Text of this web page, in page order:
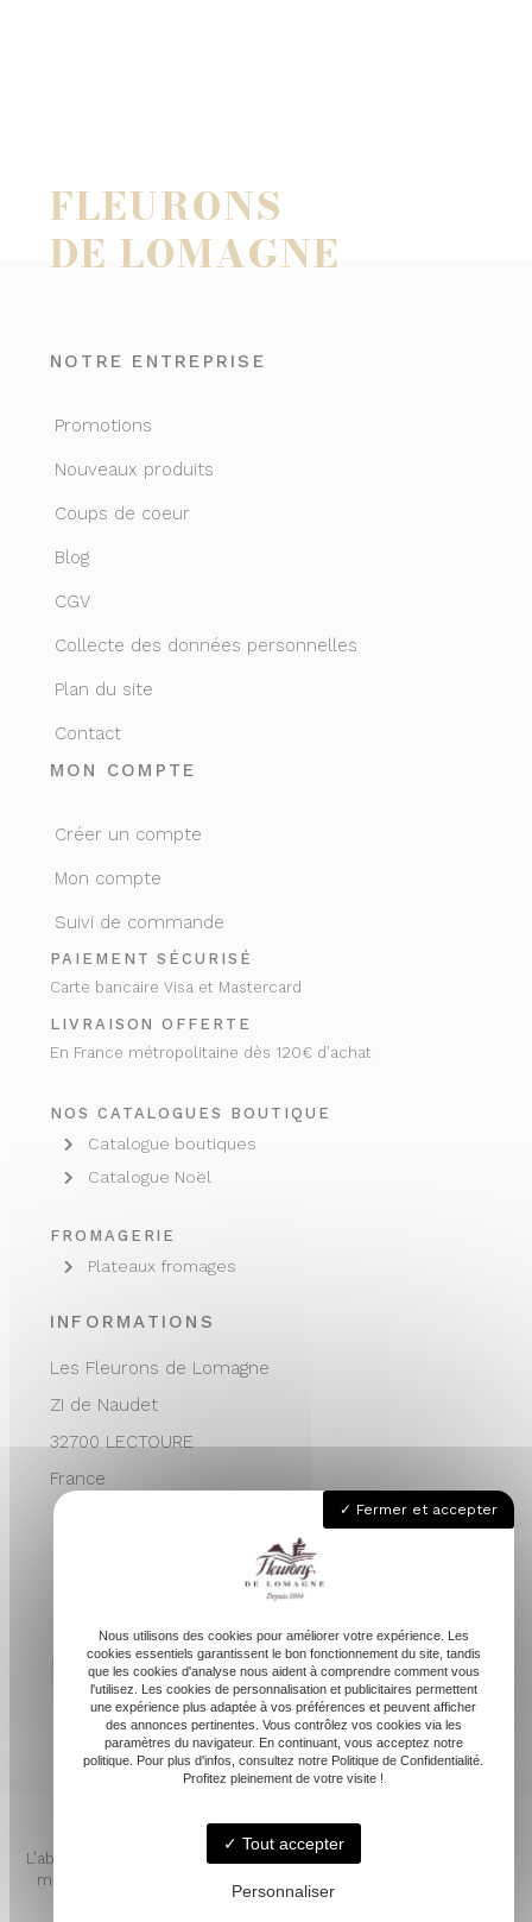
FLEURONS
DE LOMAGNE
INFORMATIONS
Les Fleurons de Lomagne
ZI de Naudet
32700 LECTOURE
France
contactvpc@fleuronsdelomagne.com
Depuis 1994
NOTRE ENTREPRISE
Promotions
Nouveaux produits
Coups de coeur
Blog
CGV
Collecte des données personnelles
Plan du site
Contact
MON COMPTE
Créer un compte
Mon compte
Suivi de commande
PAIEMENT SÉCURISÉ
Carte bancaire Visa et Mastercard
LIVRAISON OFFERTE
En France métropolitaine dès 120€ d’achat
NOS CATALOGUES BOUTIQUE
Catalogue boutiques
Catalogue Noël
FROMAGERIE
Plateaux fromages
L’abus d’alcool est dangereux pour la santé. À consommer avec
modération. Pour votre santé, mangez au moins cinq fruits et
légumes par jour. www.mangerbouger.fr
Fermer et accepter
Nous utilisons des cookies pour améliorer votre expérience. Les
cookies essentiels garantissent le bon fonctionnement du site, tandis
que les cookies d'analyse nous aident à comprendre comment vous
l'utilisez. Les cookies de personnalisation et publicitaires permettent
une expérience plus adaptée à vos préférences et peuvent afficher
des annonces pertinentes. Vous contrôlez vos cookies via les
paramètres du navigateur. En continuant, vous acceptez notre
politique. Pour plus d'infos, consultez notre Politique de Confidentialité.
Profitez pleinement de votre visite !
Tout accepter
Personnaliser